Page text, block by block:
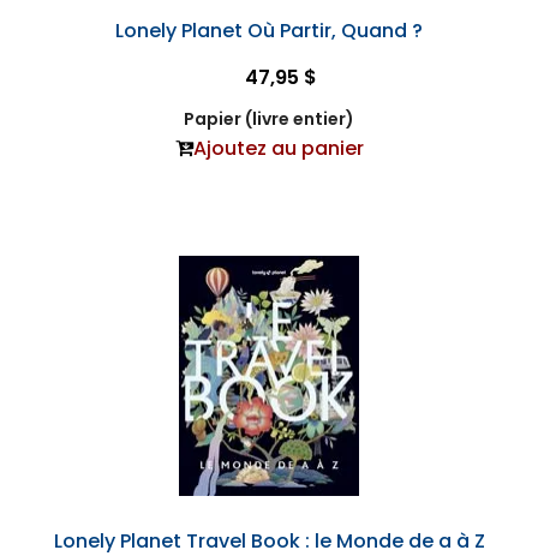
Lonely Planet Où Partir, Quand ?
47,95 $
Papier (livre entier)
Ajoutez au panier
Lonely Planet Travel Book : le Monde de a à Z